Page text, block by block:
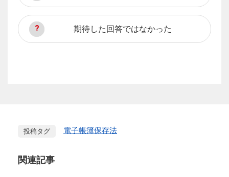
期待した回答ではなかった
投稿タグ 電子帳簿保存法
関連記事